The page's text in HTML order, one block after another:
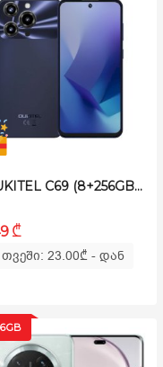
OUKITEL C69 (8+256GB) BLACK
₾
თვეში: 23.00₾- დან